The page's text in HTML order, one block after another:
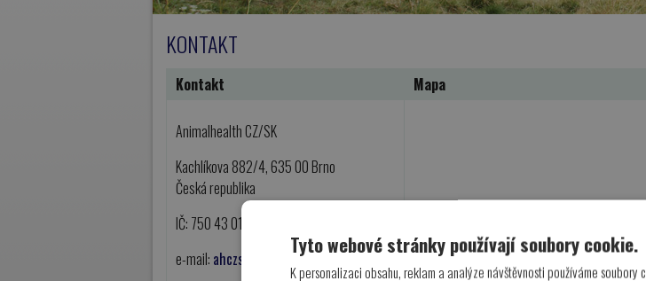
KONTAKT
Kontakt Mapa
Animalhealth CZ/SK
Kachlíkova 882/4, 635 00 Brno
Česká republika
IČ: 750 43 017
e-mail: ahczsk@centrum.cz
Tyto webové stránky používají soubory cookie.
K personalizaci obsahu, reklam a analýze návštěvnosti používáme